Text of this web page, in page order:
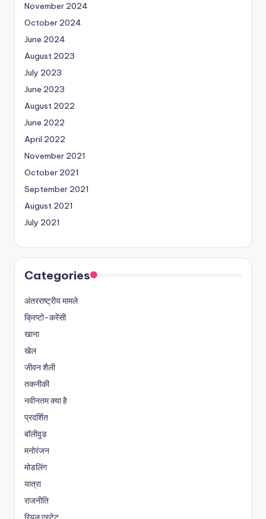
November 2024
October 2024
June 2024
August 2023
July 2023
June 2023
August 2022
June 2022
April 2022
November 2021
October 2021
September 2021
August 2021
July 2021
Categories
अंतरराष्ट्रीय मामले
क्रिप्टो-करेंसी
खाना
खेल
जीवन शैली
तकनीकी
नवीनतम क्या है
प्रदर्शित
बॉलीवुड
मनोरंजन
मोडलिंग
यात्रा
राजनीति